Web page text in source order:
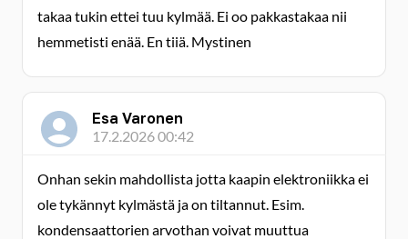
takaa tukin ettei tuu kylmää. Ei oo pakkastakaa nii
hemmetisti enää. En tiiä. Mystinen
Esa Varonen
17.2.2026 00:42
Onhan sekin mahdollista jotta kaapin elektroniikka ei
ole tykännyt kylmästä ja on tiltannut. Esim.
kondensaattorien arvothan voivat muuttua